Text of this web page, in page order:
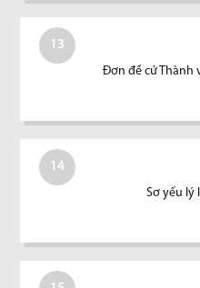
13
Đơn đề cử Thành
14
Sơ yếu lý